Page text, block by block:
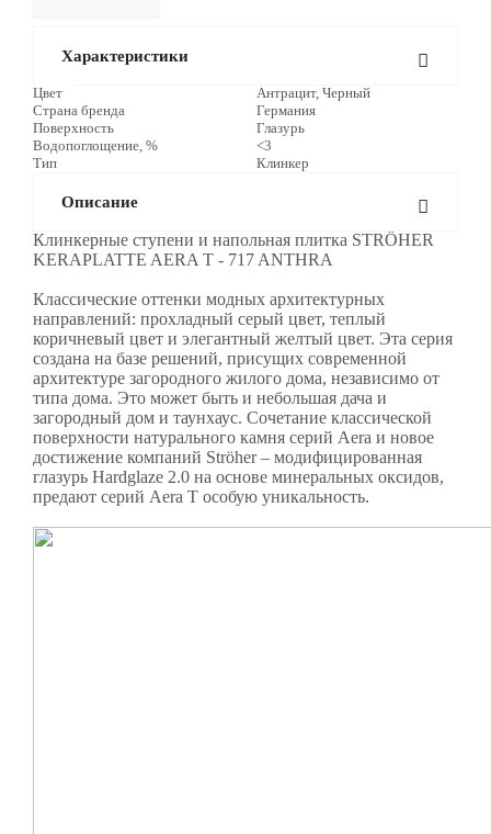
Характеристики
Цвет
Антрацит, Черный
Страна бренда
Германия
Поверхность
Глазурь
Водопоглощение, %
<3
Тип
Клинкер
Описание
Клинкерные ступени и напольная плитка STRÖHER
KERAPLATTE AERA T - 717 ANTHRA
Классические оттенки модных архитектурных
направлений: прохладный серый цвет, теплый
коричневый цвет и элегантный желтый цвет. Эта серия
создана на базе решений, присущих современной
архитектуре загородного жилого дома, независимо от
типа дома. Это может быть и небольшая дача и
загородный дом и таунхаус. Сочетание классической
поверхности натурального камня серий Aera и новое
достижение компаний Ströher – модифицированная
глазурь Hardglaze 2.0 на основе минеральных оксидов,
предают серий Aera T особую уникальность.